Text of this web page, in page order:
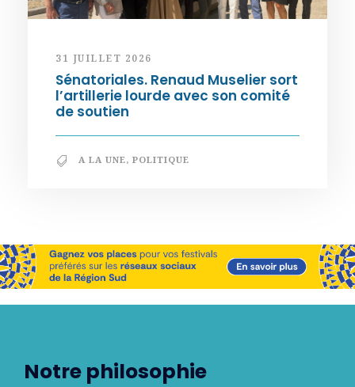
31 JUILLET 2026
Sénatoriales. Renaud Muselier sort
l’artillerie lourde avec son comité
de soutien
A LA UNE, POLITIQUE
Notre philosophie